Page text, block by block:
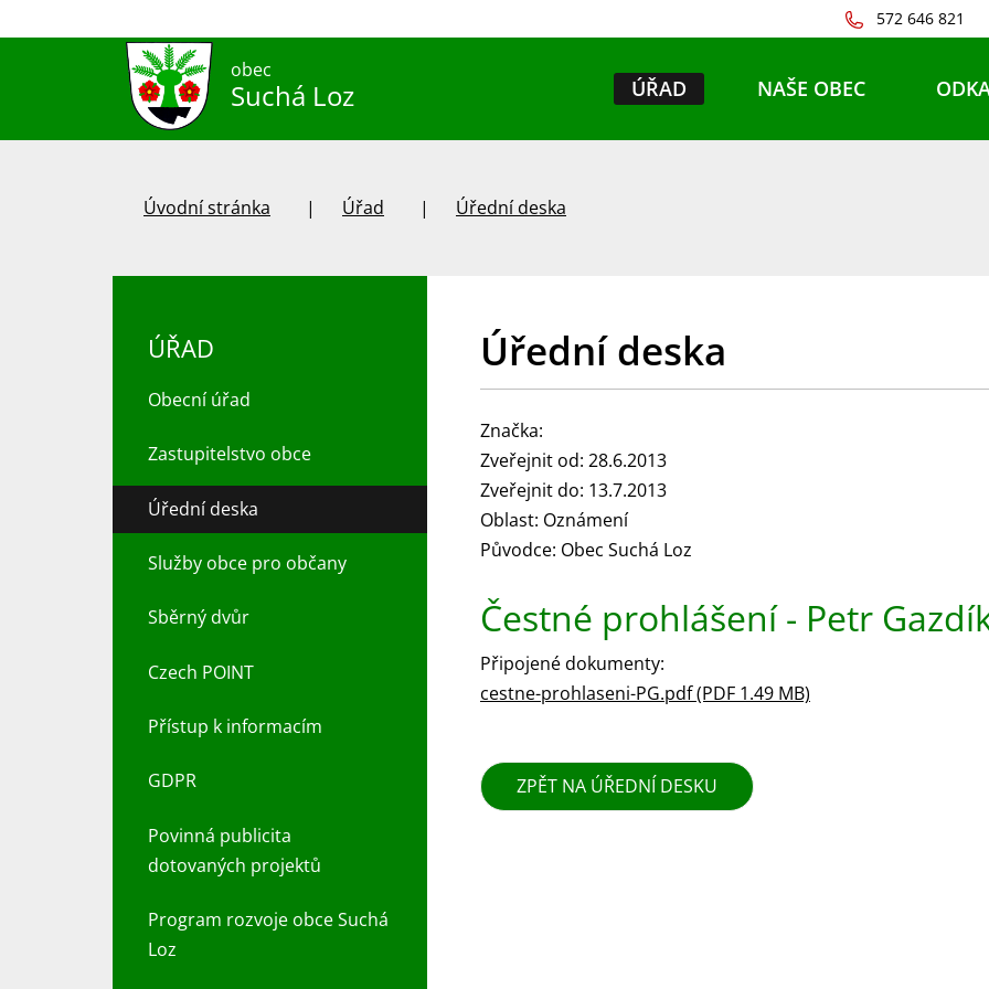
572 646 821
obec
Suchá Loz ÚŘAD NAŠE OBEC
Úvodní stránka Úřad Úřední deska
Úřední deska
Značka:
Zveřejnit od: 28.6.2013
Zveřejnit do: 13.7.2013
Oblast: Oznámení
Původce: Obec Suchá Loz
Čestné prohlášení - Petr
Připojené dokumenty:
cestne-prohlaseni-PG.pdf (PDF 1.49 MB)
ZPĚT NA ÚŘEDNÍ DESKU
ÚŘAD
Obecní úřad
Zastupitelstvo obce
Úřední deska
Služby obce pro občany
Sběrný dvůr
Czech POINT
Přístup k informacím
GDPR
Povinná publicita
dotovaných projektů
Program rozvoje obce Suchá
Loz